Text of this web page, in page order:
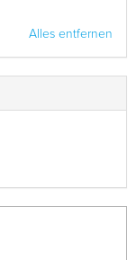
Alles entfernen